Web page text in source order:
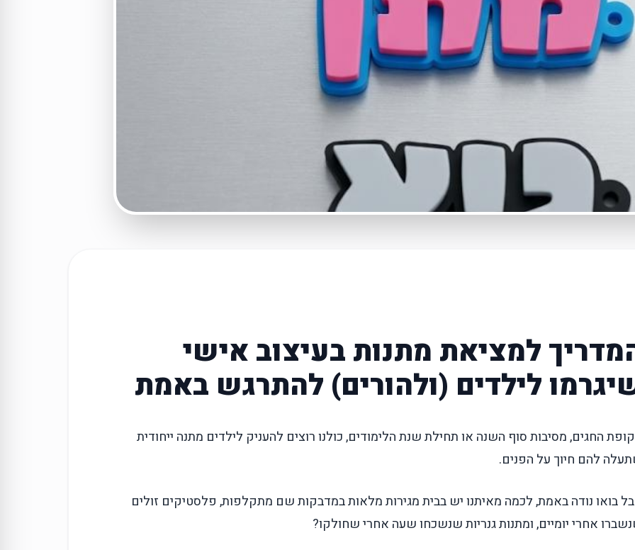
למציאת מתנות בעיצוב אישי
לילדים (ולהורים) להתרגש באמת
החגים, מסיבות סוף השנה או תחילת שנת הלימודים, כולנו רוצים להעניק לילדים מתנה ייחודית
להם חיוך על הפנים.
בואו נודה באמת, לכמה מאיתנו יש בבית מגירות מלאות במדבקות שם מתקלפות, פלסטיקים זולים
אחרי יומיים, ומתנות גנריות שנשכחו שעה אחרי שחולקו?